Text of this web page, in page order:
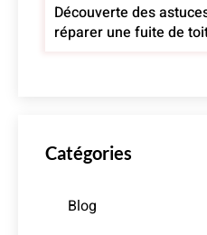
Découverte des
réparer une fuite de
Catégories
Blog